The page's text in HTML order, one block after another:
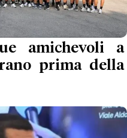
amichevoli a
prima della